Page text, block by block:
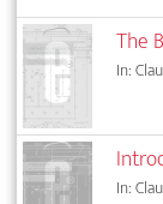
The
In:
In: